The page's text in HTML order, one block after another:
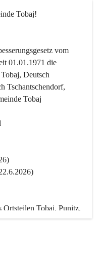
Tobaj!
vom
01.01.1971 die
Deutsch
Tschantschendorf,
Tobaj
Ortsteilen Tobaj, Punitz,
Tschantschendorf,